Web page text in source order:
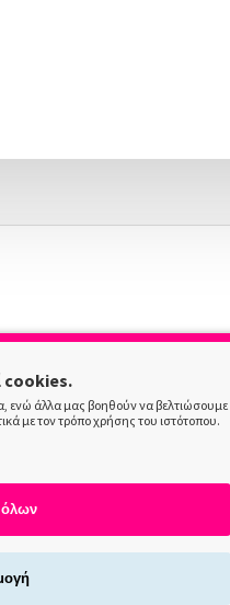
cookies.
ενώ άλλα μας βοηθούν να βελτιώσουμε
με τον τρόπο χρήσης του ιστότοπου.